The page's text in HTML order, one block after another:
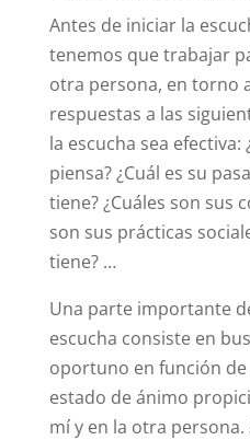
Antes de iniciar la
tenemos que trabajar
otra persona, en torno
respuestas a las
la escucha sea efectiva:
piensa? ¿Cuál es su
tiene? ¿Cuáles son sus
son sus prácticas
tiene? …
Una parte importante
escucha consiste en
oportuno en función de
estado de ánimo
mí y en la otra persona.